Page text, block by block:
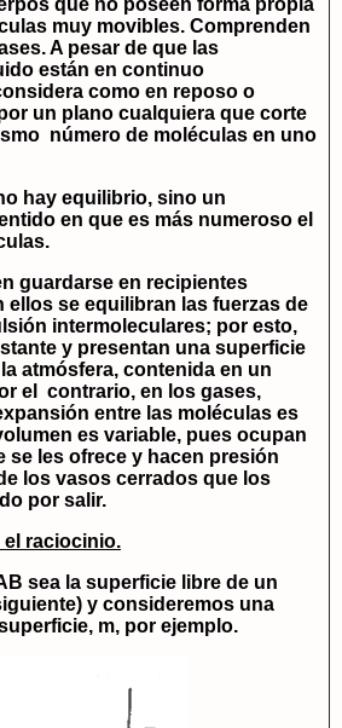
que no poseen forma propia
muy movibles. Comprenden
A pesar de que las
están en continuo
como en reposo o
un plano cualquiera que corte
número de moléculas en uno
hay equilibrio, sino un
en que es más numeroso el
guardarse en recipientes
ellos se equilibran las fuerzas de
intermoleculares; por esto,
y presentan una superficie
atmósfera, contenida en un
el contrario, en los gases,
entre las moléculas es
es variable, pues ocupan
se les ofrece y hacen presión
los vasos cerrados que los
por salir.
raciocinio.
sea la superficie libre de un
y consideremos una
m, por ejemplo.